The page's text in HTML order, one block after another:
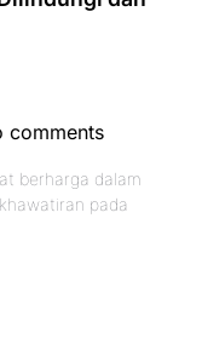
comments
berharga dalam
pada